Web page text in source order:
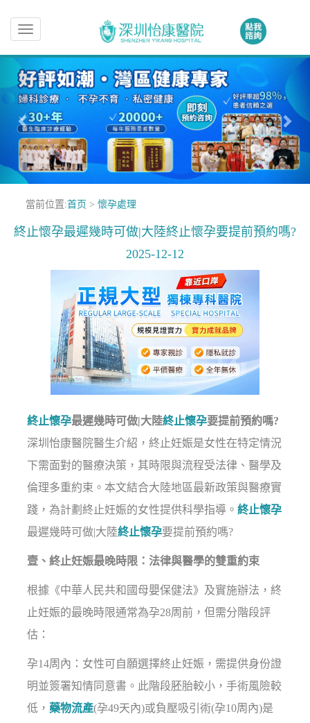
Toggle
navigation
當前位置:首页 > 懷孕處理
終止懷孕最遲幾時可做|大陸終止懷孕要提前預約嗎?
2025-12-12
終止懷孕最遲幾時可做|大陸終止懷孕要提前預約嗎?
深圳怡康醫院醫生介紹，終止妊娠是女性在特定情況
下需面對的醫療決策，其時限與流程受法律、醫學及
倫理多重約束。本文結合大陸地區最新政策與醫療實
踐，為計劃終止妊娠的女性提供科學指導。終止懷孕
最遲幾時可做|大陸終止懷孕要提前預約嗎?
壹、終止妊娠最晚時限：法律與醫學的雙重約束
根據《中華人民共和國母嬰保健法》及實施辦法，終
止妊娠的最晚時限通常為孕28周前，但需分階段評
估：
孕14周內：女性可自願選擇終止妊娠，需提供身份證
明並簽署知情同意書。此階段胚胎較小，手術風險較
低， 藥物流產(孕49天內)或負壓吸引術(孕10周內)是